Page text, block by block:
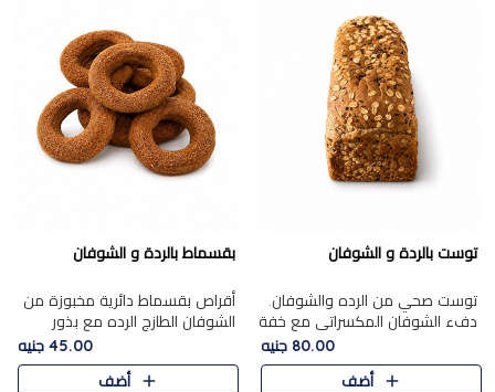
توست بالردة و الشوفان
توست صحي من الرده والشوفان.
دفء الشوفان المكسراتي مع خفة
80.00 جنيه
أضف
بقسماط بالردة و الشوفان
أقراص بقسماط دائرية مخبوزة من
الشوفان الطازج الرده مع بذور
مختارة. قرمشة الحبوب والبذور،
بداية صحية لكل صباح.
45.00 جنيه
أضف